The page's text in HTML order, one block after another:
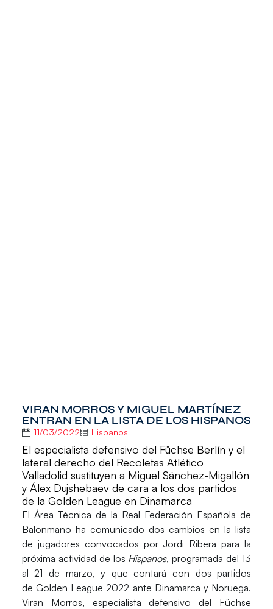
VIRAN MORROS Y MIGUEL MARTÍNEZ
ENTRAN EN LA LISTA DE LOS HISPANOS
11/03/2022 Hispanos
El especialista defensivo del Füchse Berlín y el
lateral derecho del Recoletas Atlético
Valladolid sustituyen a Miguel Sánchez-Migallón
y Álex Dujshebaev de cara a los dos partidos
de la Golden League en Dinamarca
El Área Técnica de la Real Federación Española de
Balonmano ha comunicado dos cambiosen la lista
de jugadores convocados porJordi Ribera para la
próxima actividad de los Hispanos, programada del 13
al 21 de marzo, y que contará con dos partidos
de Golden League 2022 ante Dinamarca y Noruega.
Viran Morros, especialista defensivo del Füchse